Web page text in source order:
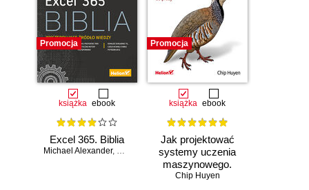
Promocja
książka ebook
Excel 365. Biblia
Michael Alexander, Dick Kusleika
Promocja
książka ebook
Jak projektować
systemy uczenia
maszynowego.
Iteracyjne
Chip Huyen